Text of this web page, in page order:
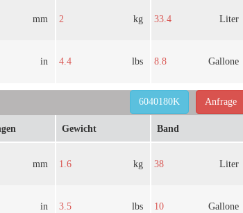
mm
in
2 kg
4.4 lbs
33.4 Liter
8.8 Gallone
Anfrage
6040180K
mm
in
Gewicht
1.6 kg
3.5 lbs
Band
38 Liter
10 Gallone